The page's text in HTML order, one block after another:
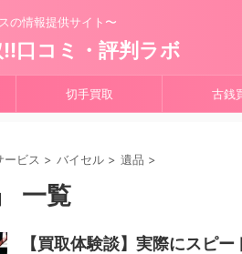
の情報提供サイト〜
口コミ・評判ラボ
切手買取 古銭
ービス > バイセル > 遺品 >
一覧
【買取体験談】実際にスピ